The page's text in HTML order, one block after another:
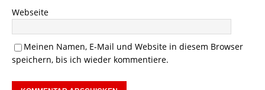
Webseite
Meinen Namen, E-Mail und Website in diesem Browser
speichern, bis ich wieder kommentiere.